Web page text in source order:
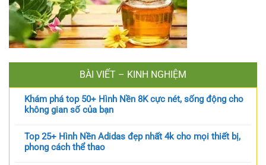
BÀI VIẾT – KINH NGHIỆM
Khám phá top 50+ Hình Nền 8K cực nét, sống động cho
không gian số của bạn
Top 25+ Hình Nền Adidas đẹp nhất 4k cho mọi thiết bị,
phong cách thể thao